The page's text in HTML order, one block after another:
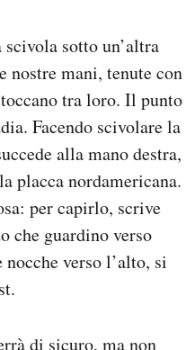
scivola sotto un’altra
nostre mani, tenute con
tra loro. Il punto
Facendo scivolare la
alla mano destra,
placca nordamericana.
per capirlo, scrive
che guardino verso
verso l’alto, si
di sicuro, ma non